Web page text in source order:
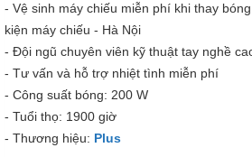
- Vệ sinh máy chiếu miễn phí khi thay
kiện máy chiếu - Hà Nội
- Đội ngũ chuyên viên kỹ thuật tay nghề
- Tư vấn và hỗ trợ nhiệt tình miễn phí
- Công suất bóng: 200 W
- Tuổi thọ: 1900 giờ
- Thương hiệu: Plus